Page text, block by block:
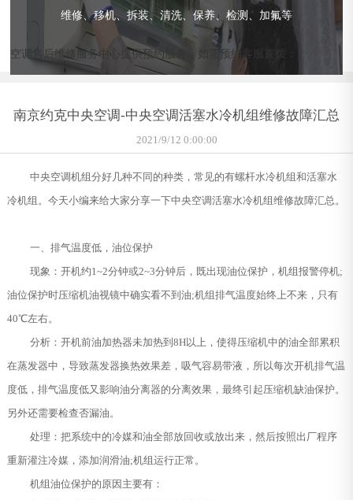
维修、移机、拆装、清洗、保养、检测、加氟等
空调售后维修服务中心提供预约服务，如需预约客服直拨：
南京约克中央空调-中央空调活塞水冷机组维修故障汇总
2021/9/12 0:00:00
中央空调机组分好几种不同的种类，常见的有螺杆水冷机组和活塞水
冷机组。今天小编来给大家分享一下中央空调活塞水冷机组维修故障汇总。
一、排气温度低，油位保护
现象：开机约1~2分钟或2~3分钟后，既出现油位保护，机组报警停机;
油位保护时压缩机油视镜中确实看不到油;机组排气温度始终上不来，只有
40℃左右。
分析：开机前油加热器未加热到8H以上，使得压缩机中的油全部累积
在蒸发器中，导致蒸发器换热效果差，吸气容易带液，所以每次开机排气温
度低，排气温度低又影响油分离器的分离效果，最终引起压缩机缺油保护。
另外还需要检查否漏油。
处理：把系统中的冷媒和油全部放回收或放出来，然后按照出厂程序
重新灌注冷媒，添加润滑油;机组运行正常。
机组油位保护的原因主要有：